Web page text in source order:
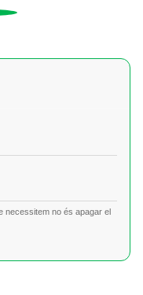
necessitem no és apagar el